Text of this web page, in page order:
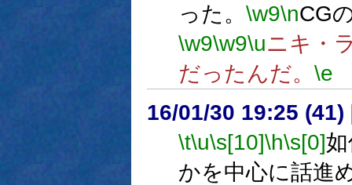
った。 \w9\nCG
\w9\w9\uニキ・
だったんだ。 \e
16/01/30 19:25 (41)
\t\u\s[10]\h\s[0]
かを中心に話進